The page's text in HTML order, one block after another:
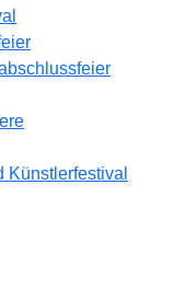
Künstlerfestival